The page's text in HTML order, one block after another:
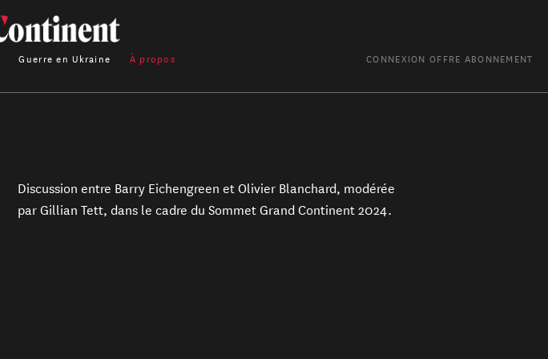
Guerre en Ukraine À propos CONNEXION OFFRE ABONNEMENT
Discussion entre Barry Eichengreen et Olivier Blanchard, modérée
par Gillian Tett, dans le cadre du Sommet Grand Continent 2024.